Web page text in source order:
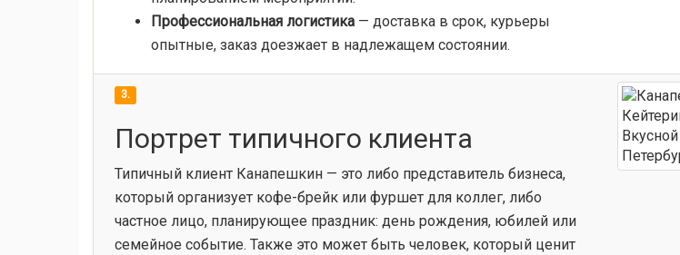
Профессиональная логистика — доставка в срок, курьеры
опытные, заказ доезжает в надлежащем состоянии.
3.
Портрет типичного клиента
Типичный клиент Канапешкин — это либо представитель бизнеса,
который организует кофе-брейк или фуршет для коллег, либо
частное лицо, планирующее праздник: день рождения, юбилей или
семейное событие. Также это может быть человек, который ценит